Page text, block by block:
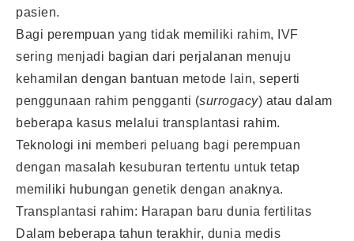
pasien.
Bagi perempuan yang tidak memiliki rahim, IVF
sering menjadi bagian dari perjalanan menuju
kehamilan dengan bantuan metode lain, seperti
penggunaan rahim pengganti (surrogacy) atau dalam
beberapa kasus melalui transplantasi rahim.
Teknologi ini memberi peluang bagi perempuan
dengan masalah kesuburan tertentu untuk tetap
memiliki hubungan genetik dengan anaknya.
Transplantasi rahim: Harapan baru dunia fertilitas
Dalam beberapa tahun terakhir, dunia medis